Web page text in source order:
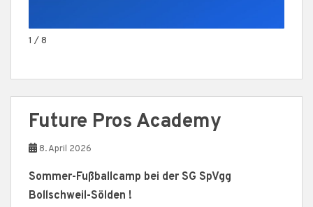
1 / 8
Future Pros Academy
8. April 2026
Sommer-Fußballcamp bei der SG SpVgg
Bollschweil-Sölden !